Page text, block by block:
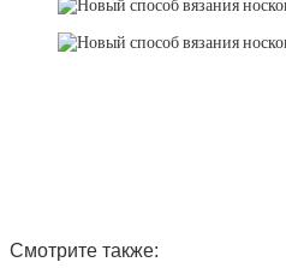
Смотрите также: